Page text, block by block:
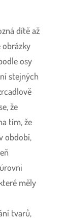
dítě až
obrázky
osy
stejných
že
tím, že
období,
měly
tvarů,